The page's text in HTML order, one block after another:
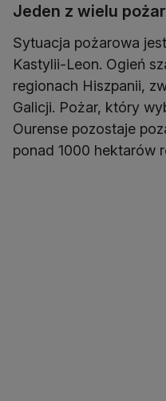
Jeden z wielu
Sytuacja pożarowa
Kastylii-Leon. Ogień
regionach Hiszpanii,
Galicji. Pożar, który
Ourense pozostaje
ponad 1000 hektarów